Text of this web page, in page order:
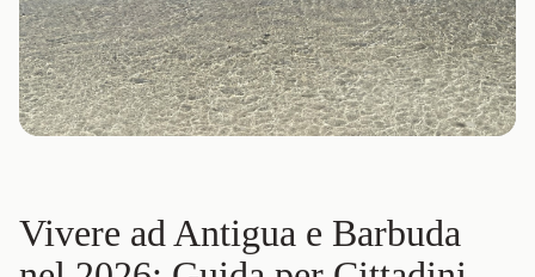
Vivere ad Antigua e Barbuda